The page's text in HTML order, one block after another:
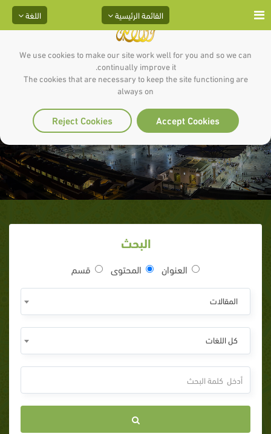
We use cookies to make our site work well for you and so we can
continually improve it.
The cookies that are necessary to keep the site functioning are
always on
Accept Cookies
Reject Cookies
اللغة القائمة الرئيسية
رحمة للعالمين
البحث
العنوان المحتوى قسم
المقالات
كل اللغات